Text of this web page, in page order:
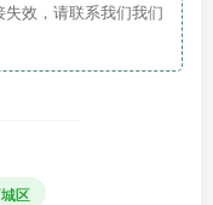
效，请联系我们我们
区